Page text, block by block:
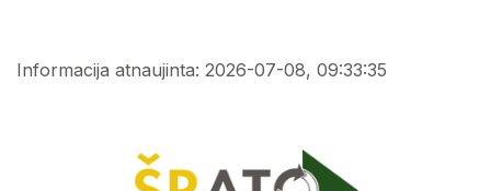
Informacija atnaujinta: 2026-07-08, 09:33:35